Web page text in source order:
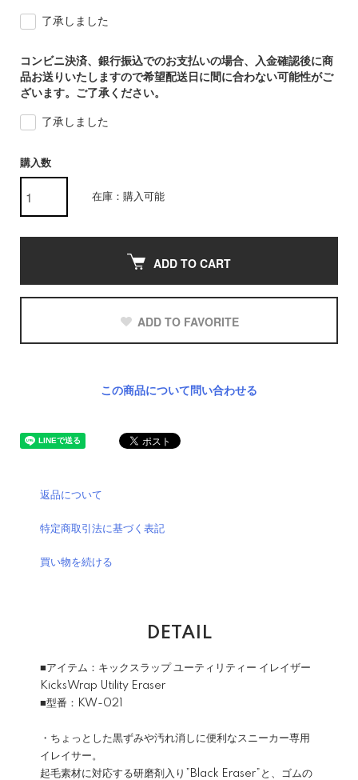
了承しました
コンビニ決済、銀行振込でのお支払いの場合、入金確認後に商
品お送りいたしますので希望配送日に間に合わない可能性がご
ざいます。ご了承ください。
了承しました
購入数
在庫：購入可能
ADD TO CART
ADD TO FAVORITE
この商品について問い合わせる
返品について
特定商取引法に基づく表記
買い物を続ける
DETAIL
■アイテム：キックスラップ ユーティリティー イレイザー
KicksWrap Utility Eraser
■型番：KW-021
・ちょっとした黒ずみや汚れ消しに便利なスニーカー専用
イレイサー。
起毛素材に対応する研磨剤入り”Black Eraser”と、ゴムの